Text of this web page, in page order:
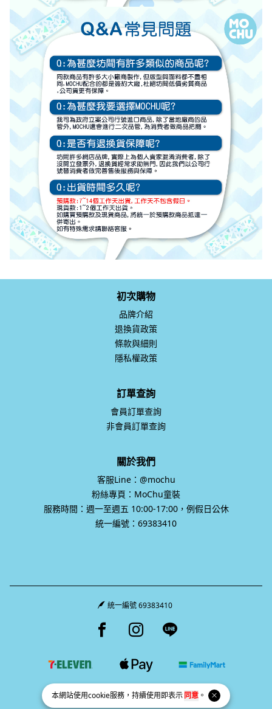
本網站使用cookie服務，持續使用即表示同意 。
初次購物
品牌介紹
退換貨政策
條款與細則
隱私權政策
訂單查詢
會員訂單查詢
非會員訂單查詢
關於我們
客服Line：@mochu
粉絲專頁：MoChu童裝
服務時間：週一至週五 10:00-17:00，例假日公休
統一編號：69383410
統一編號 69383410
Facebook page
Instagram page
Line page